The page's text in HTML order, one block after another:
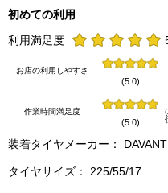
初めての利用
利用満足度
お店の利用しやすさ
(5.0)
作業時間満足度
(5.0)
装着タイヤメーカー：
タイヤサイズ： 225/55/17